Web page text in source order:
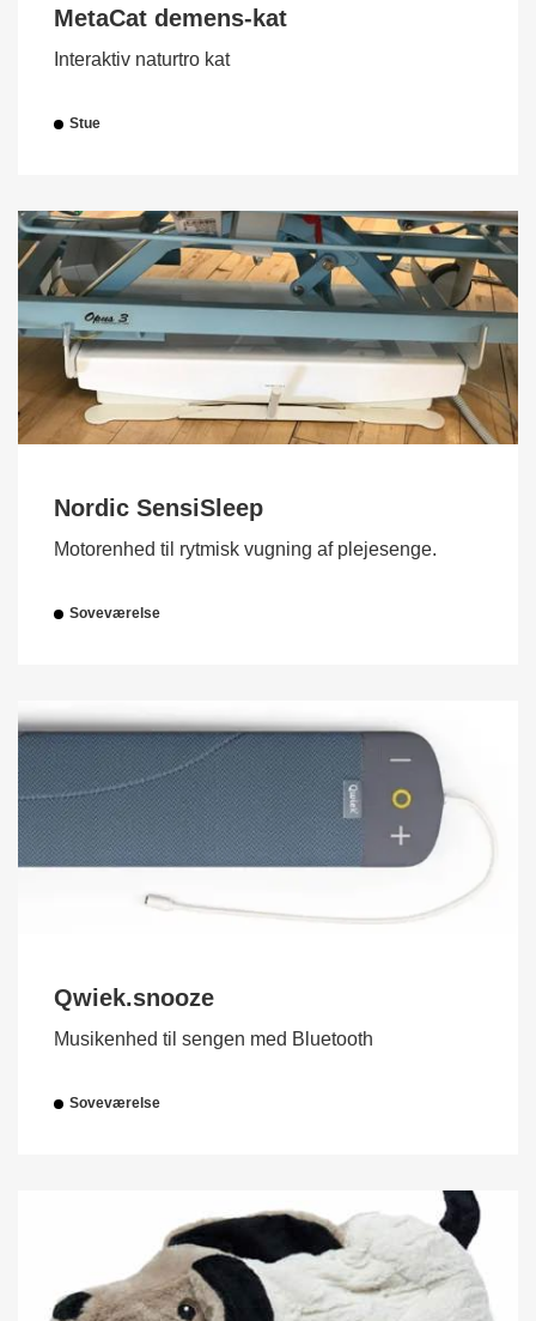
MetaCat demens-kat
Interaktiv naturtro kat
Stue
Nordic SensiSleep
Motorenhed til rytmisk vugning af plejesenge.
Soveværelse
Qwiek.snooze
Musikenhed til sengen med Bluetooth
Soveværelse